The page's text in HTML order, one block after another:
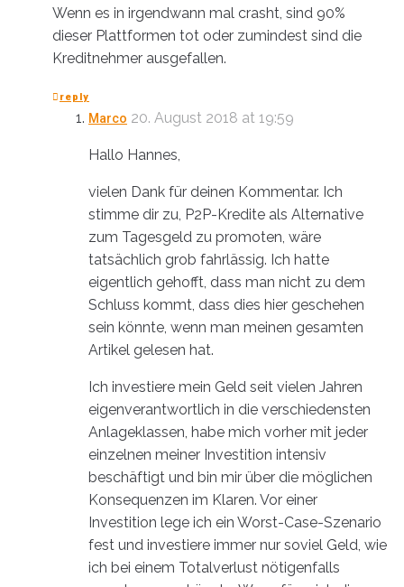
Wenn es in irgendwann mal crasht, sind 90%
dieser Plattformen tot oder zumindest sind die
Kreditnehmer ausgefallen.
reply
Marco 20. August 2018 at 19:59
Hallo Hannes,
vielen Dank für deinen Kommentar. Ich
stimme dir zu, P2P-Kredite als Alternative
zum Tagesgeld zu promoten, wäre
tatsächlich grob fahrlässig. Ich hatte
eigentlich gehofft, dass man nicht zu dem
Schluss kommt, dass dies hier geschehen
sein könnte, wenn man meinen gesamten
Artikel gelesen hat.
Ich investiere mein Geld seit vielen Jahren
eigenverantwortlich in die verschiedensten
Anlageklassen, habe mich vorher mit jeder
einzelnen meiner Investition intensiv
beschäftigt und bin mir über die möglichen
Konsequenzen im Klaren. Vor einer
Investition lege ich ein Worst-Case-Szenario
fest und investiere immer nur soviel Geld, wie
ich bei einem Totalverlust nötigenfalls